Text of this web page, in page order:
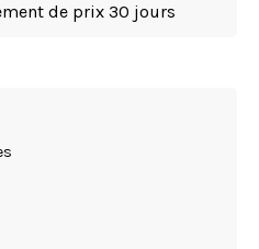
de prix 30 jours